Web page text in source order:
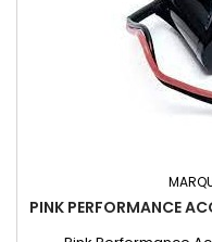
PINK PERFORMANCE